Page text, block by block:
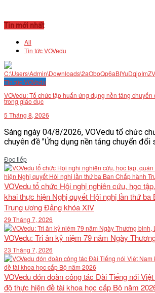
Tin mới nhất
All
Tin tức VOVedu
Tin tức VOVedu
VOVedu: Tổ chức tập huấn ứng dụng nền tảng
trong giáo dục
5 Tháng 8, 2026
Sáng ngày 04/8/2026, VOVedu tổ chức
chuyên đề "Ứng dụng nền tảng chuyển đổi
Đọc tiếpDetails
VOVedu tổ chức Hội nghị nghiên cứu, học
khai thực hiện Nghị quyết Hội nghị lần thứ ba
Trung ương Đảng khóa XIV
29 Tháng 7, 2026
VOVedu: Tri ân kỷ niệm 79 năm Ngày
23 Tháng 7, 2026
VOVedu đón đoàn công tác Đài Tiếng nói
độ thực hiện đề tài khoa học cấp Bộ năm